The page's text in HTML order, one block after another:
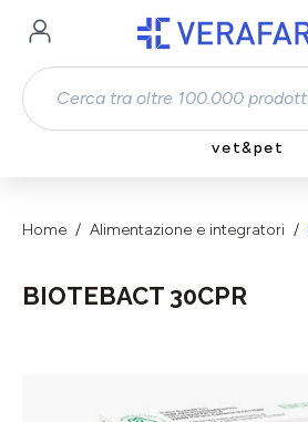
Passa al contenuto principale
vet&pet
Home Alimentazione e integratori
BIOTEBACT 30CPR